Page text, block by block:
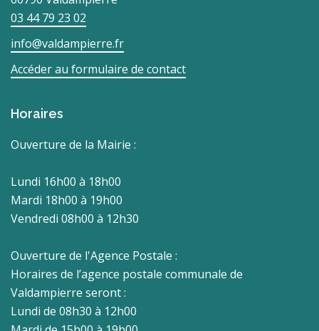
03 44 79 23 02
info@valdampierre.fr
Accéder au formulaire de contact
Horaires
Ouverture de la Mairie :
Lundi 16h00 à 18h00
Mardi 18h00 à 19h00
Vendredi 08h00 à 12h30
Ouverture de l'Agence Postale :
Horaires de l’agence postale communale de
Valdampierre seront :
Lundi de 08h30 à 12h00